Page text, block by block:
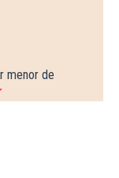
menor de